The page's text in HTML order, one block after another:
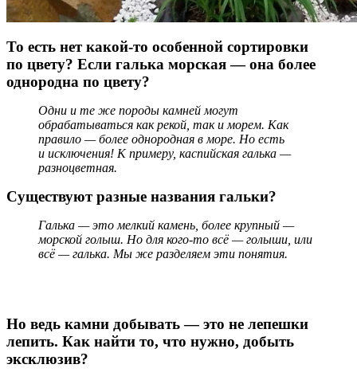
То есть нет какой-то особенной сортировки
по цвету? Если галька морская — она более
однородна по цвету?
Одни и те же породы камней могут
обрабатываться как рекой, так и морем. Как
правило — более однородная в море. Но есть
и исключения! К примеру, каспийская галька —
разноцветная.
Существуют разные названия гальки?
Галька — это мелкий камень, более крупный —
морской голыш. Но для кого-то всё — голыши, или
всё — галька. Мы же разделяем эти понятия.
Но ведь камни добывать — это не лепешки
лепить. Как найти то, что нужно, добыть
эксклюзив?